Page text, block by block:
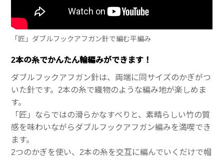
「匠」ダブルフックアフガン針で編む平編み
2本の糸でかんたん輪編みができます！
ダブルフックアフガン針は、両端に同サイズのかぎがつ
いた針です。2本の糸で織物のような編み地が楽しめま
す。
「匠」ならではの滑らかなすべりと、素晴らしい竹の質
感を味わいながらダブルフックアフガン編みを満喫でき
ます。
2つのかぎを使い、2本の糸を交互に編んでいくだけで帽